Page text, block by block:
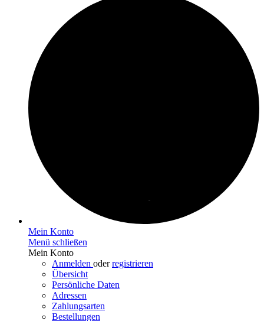
Mein Konto
Menü schließen
Mein Konto
Anmelden oderregistrieren
Übersicht
Persönliche Daten
Adressen
Zahlungsarten
Bestellungen